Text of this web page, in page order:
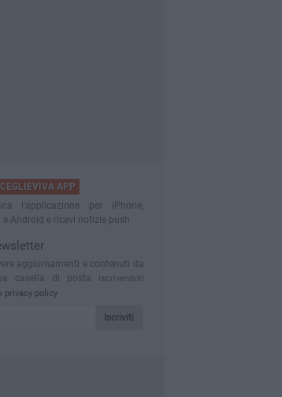
APP
l'applicazione per iPhone,
e Android e ricevi notizie push
aggiornamenti e contenuti da
casella di posta
Iscrivendoti
privacy policy
Iscriviti